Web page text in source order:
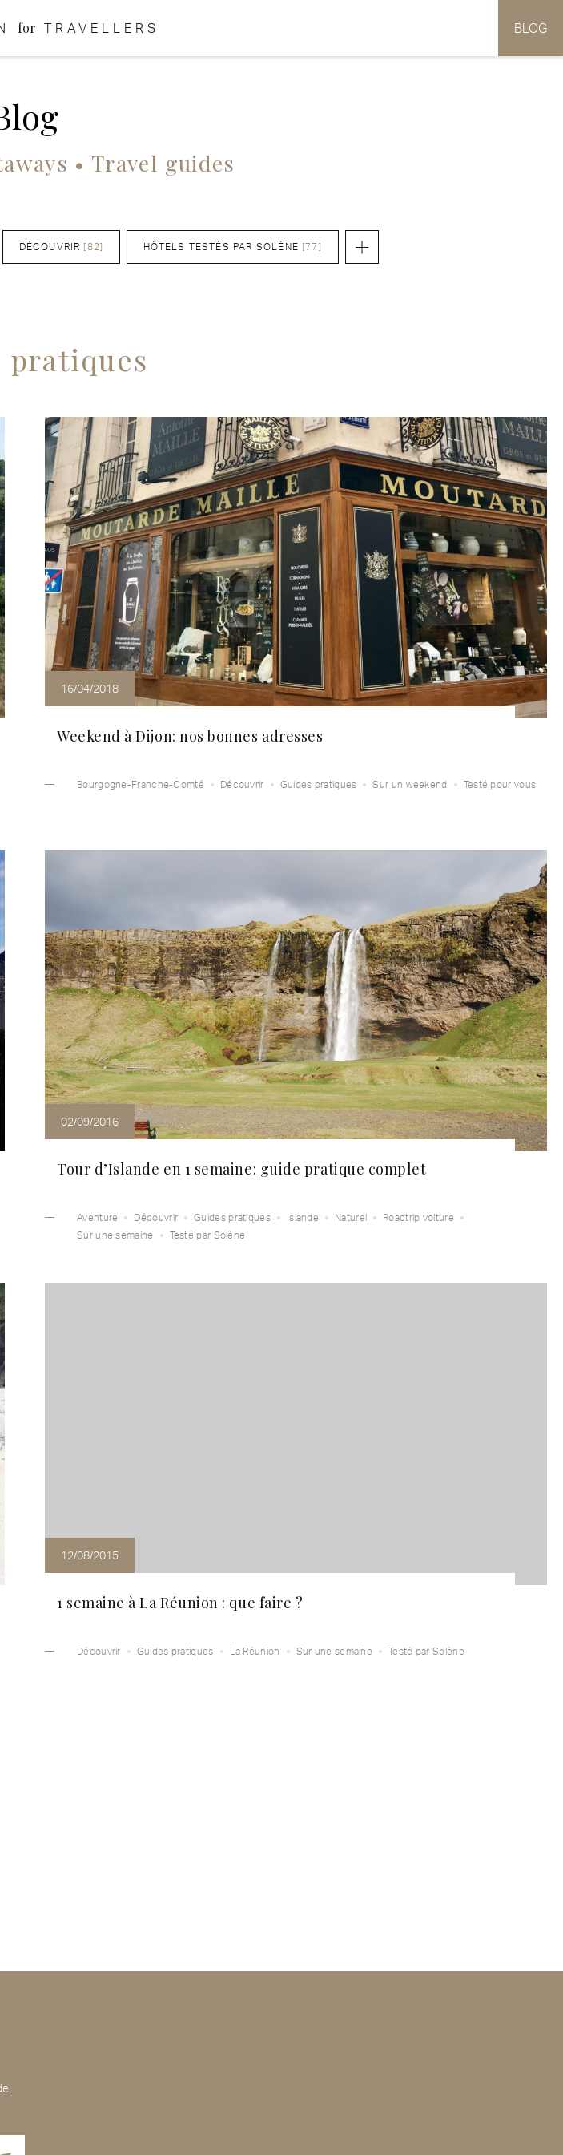
for TRAVELLERS BLOG
• Travel guides
DÉCOUVRIR [82] HÔTELS TESTÉS PAR SOLÈNE [77]
pratiques
16/04/2018
Weekend à Dijon: nos bonnes adresses
Bourgogne-Franche-Comté Découvrir Guides pratiques Sur un weekend Testé pour vous
02/09/2016
Tour d’Islande en 1 semaine: guide pratique complet
Aventure Découvrir Guides pratiques Islande Naturel
Roadtrip voiture
Sur une semaine
Testé par Solène
12/08/2015
1 semaine à La Réunion : que faire ?
Découvrir Guides pratiques La Réunion Sur une semaine Testé par Solène